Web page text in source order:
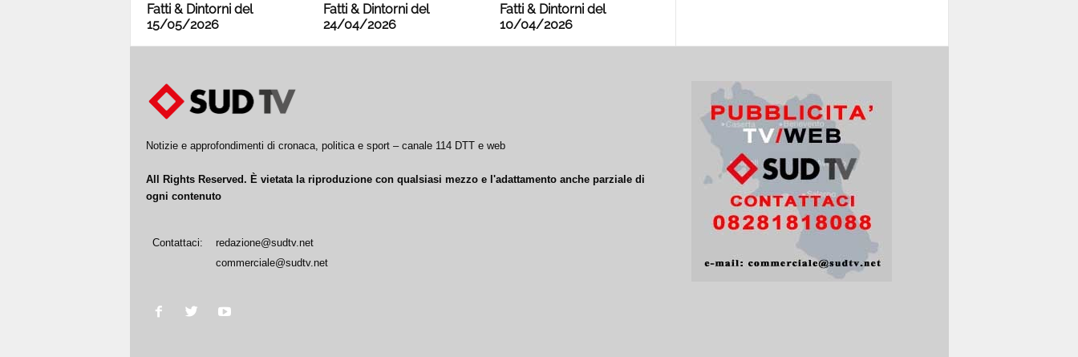
Fatti & Dintorni del
15/05/2026
Fatti & Dintorni del
24/04/2026
Fatti & Dintorni del
10/04/2026
Notizie e approfondimenti di cronaca, politica e sport – canale 114 DTT e web
All Rights Reserved. È vietata la riproduzione con qualsiasi mezzo e l'adattamento anche parziale di
ogni contenuto
Contattaci:
redazione@sudtv.net
commerciale@sudtv.net